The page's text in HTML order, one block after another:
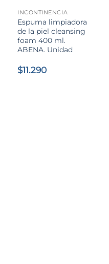
INCONTINENCIA
Espuma limpiadora
de la piel cleansing
foam 400 ml.
ABENA. Unidad
$11.290